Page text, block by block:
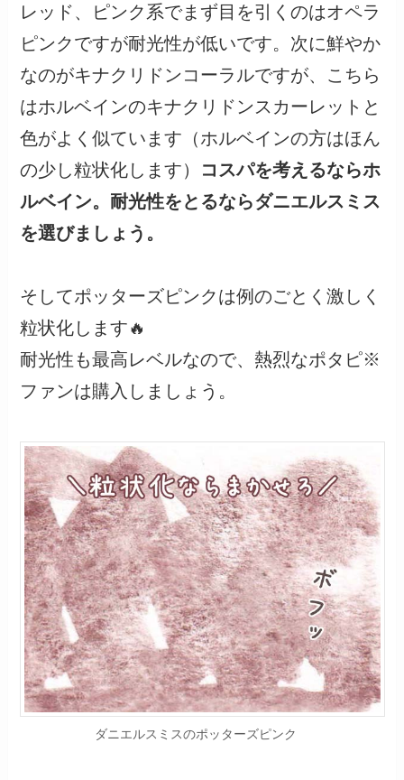
レッド、ピンク系でまず目を引くのはオペラ
ピンクですが耐光性が低いです。次に鮮やか
なのがキナクリドンコーラルですが、こちら
はホルベインのキナクリドンスカーレットと
色がよく似ています（ホルベインの方はほん
の少し粒状化します）
コスパを考えるならホ
ルベイン。耐光性をとるならダニエルスミス
を選びましょう。
そしてポッターズピンクは例のごとく激しく
粒状化します🔥
耐光性も最高レベルなので、熱烈なポタピ※
ファンは購入しましょう。
ダニエルスミスのポッターズピンク